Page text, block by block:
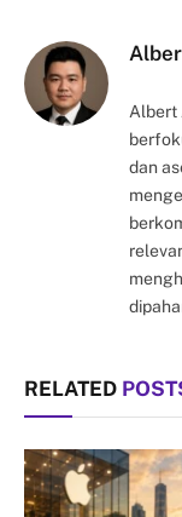
Albert
dan
RELATED